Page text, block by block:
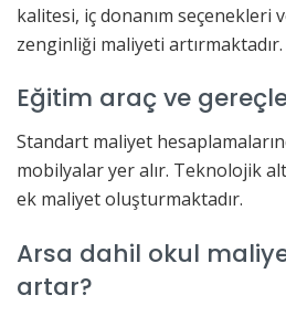
kalitesi, iç donanım seçenekleri
zenginliği maliyeti artırmaktadır.
Eğitim araç ve
Standart maliyet
mobilyalar yer alır. Teknolojik
ek maliyet oluşturmaktadır.
Arsa dahil okul
artar?